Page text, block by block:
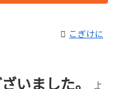
こぎけに
いました。
よ